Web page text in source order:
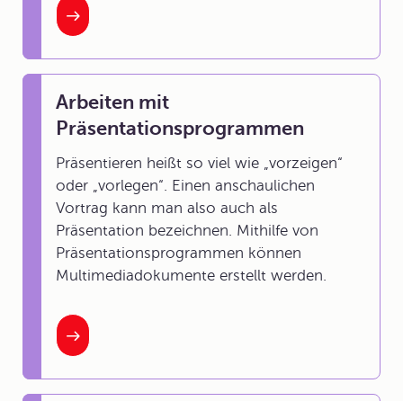
Arbeiten mit
Präsentationsprogrammen
Präsentieren heißt so viel wie „vorzeigen“
oder „vorlegen“. Einen anschaulichen
Vortrag kann man also auch als
Präsentation bezeichnen. Mithilfe von
Präsentationsprogrammen können
Multimediadokumente erstellt werden.